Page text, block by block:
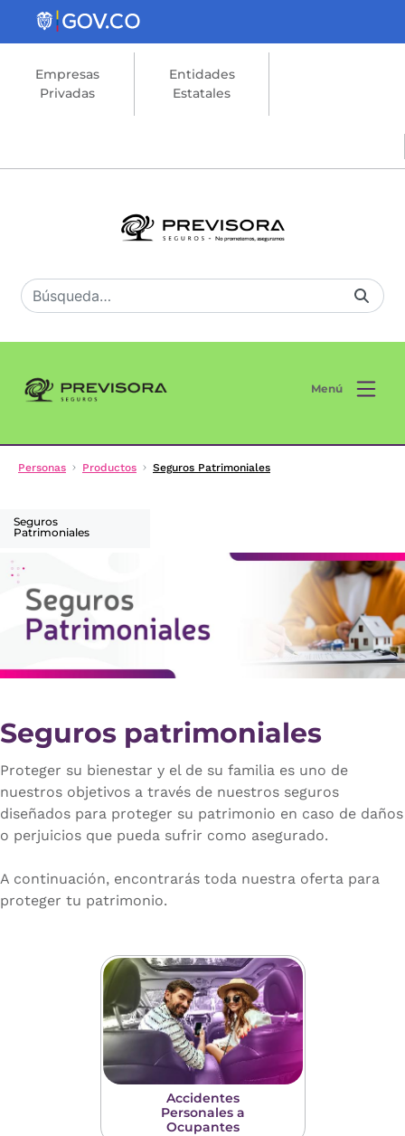
Saltar al contenido principal
Empresas
Privadas
Entidades
Estatales
Menú
Personas Productos Seguros Patrimoniales
Seguros
Patrimoniales
Seguros patrimoniales
Proteger su bienestar y el de su familia es uno de
nuestros objetivos a través de nuestros seguros
diseñados para proteger su patrimonio en caso de daños
o perjuicios que pueda sufrir como asegurado.
A continuación, encontrarás toda nuestra oferta para
proteger tu patrimonio.
Accidentes
Personales a
Ocupantes